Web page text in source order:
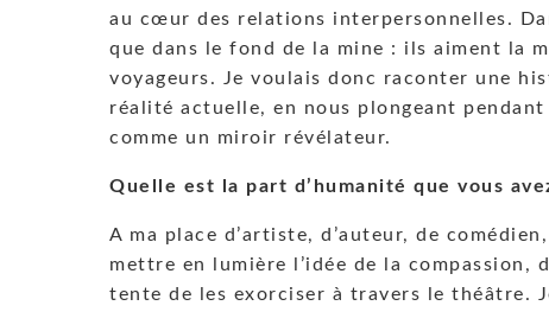
au cœur des relations interpersonnelles.
que dans le fond de la mine : ils aiment la
voyageurs. Je voulais donc raconter une
réalité actuelle, en nous plongeant
comme un miroir révélateur.
Quelle est la part d’humanité que vous
A ma place d’artiste, d’auteur, de
mettre en lumière l’idée de la compassion,
tente de les exorciser à travers le théâtre.